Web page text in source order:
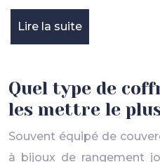
Lire la suite
Quel type de
les mettre le
Souvent équipé de
à bijoux de rangement